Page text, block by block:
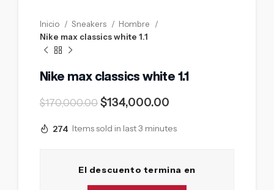
Inicio Sneakers
Hombre
Nike max classics white 1.1
Nike max classics white 1.1
$170,000.00 $134,000.00
274 Items sold in last 3 minutes
El descuento termina en